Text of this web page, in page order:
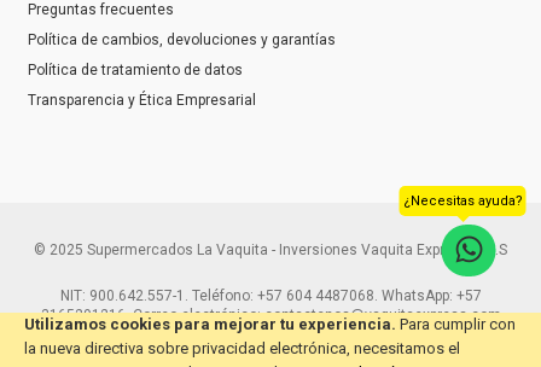
Utilizamos cookies para mejorar tu experiencia. Para cumplir con
la nueva directiva sobre privacidad electrónica, necesitamos el
Preguntas frecuentes
Política de cambios, devoluciones y garantías
Política de tratamiento de datos
Transparencia y Ética Empresarial
© 2025 Supermercados La Vaquita - Inversiones Vaquita Express S.A.S
NIT: 900.642.557-1. Teléfono: +57 604 4487068. WhatsApp: +57
3165291216. Correo electrónico: contactenos@vaquitaexpress.com
¿Necesitas ayuda?